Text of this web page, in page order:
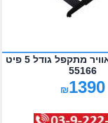
שולחן הוקי אוויר מתקפל גודל 5 פיט
55166
₪1390